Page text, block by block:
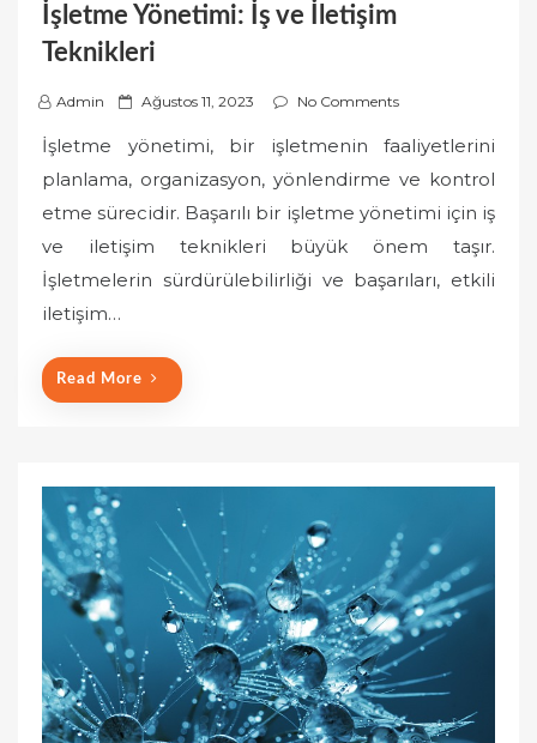
İşletme Yönetimi: İş ve İletişim
Teknikleri
Admin
P
s
t
e
d
o
Ağustos 11, 2023 No Comments
İşletme yönetimi, bir işletmenin faaliyetlerini
planlama, organizasyon, yönlendirme ve kontrol
etme sürecidir. Başarılı bir işletme yönetimi için iş
ve iletişim teknikleri büyük önem taşır.
İşletmelerin sürdürülebilirliği ve başarıları, etkili
iletişim…
Read More